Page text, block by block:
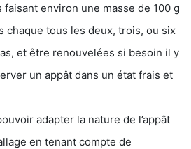
faisant environ une masse de 100 g
chaque tous les deux, trois, ou six
et être renouvelées si besoin il y
un appât dans un état frais et
adapter la nature de l’appât
en tenant compte de